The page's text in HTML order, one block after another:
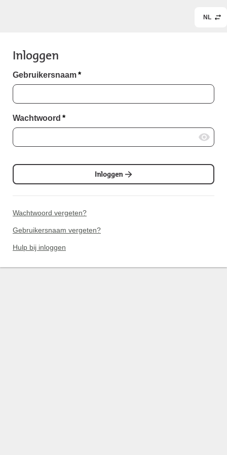
NL
Inloggen
Gebruikersnaam*
Wachtwoord *
Inloggen
Wachtwoord vergeten?
Gebruikersnaam vergeten?
Hulp bij inloggen